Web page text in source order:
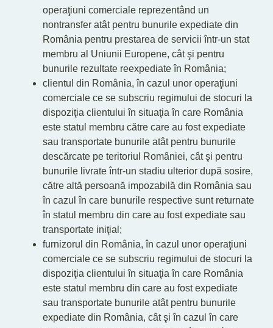
operaţiuni comerciale reprezentând un
nontransfer atât pentru bunurile expediate din
România pentru prestarea de servicii într-un stat
membru al Uniunii Europene, cât şi pentru
bunurile rezultate reexpediate în România;
clientul din România, în cazul unor operaţiuni
comerciale ce se subscriu regimului de stocuri la
dispoziţia clientului în situaţia în care România
este statul membru către care au fost expediate
sau transportate bunurile atât pentru bunurile
descărcate pe teritoriul României, cât şi pentru
bunurile livrate într-un stadiu ulterior după sosire,
către altă persoană impozabilă din România sau
în cazul în care bunurile respective sunt returnate
în statul membru din care au fost expediate sau
transportate iniţial;
furnizorul din România, în cazul unor operaţiuni
comerciale ce se subscriu regimului de stocuri la
dispoziţia clientului în situaţia în care România
este statul membru din care au fost expediate
sau transportate bunurile atât pentru bunurile
expediate din România, cât şi în cazul în care